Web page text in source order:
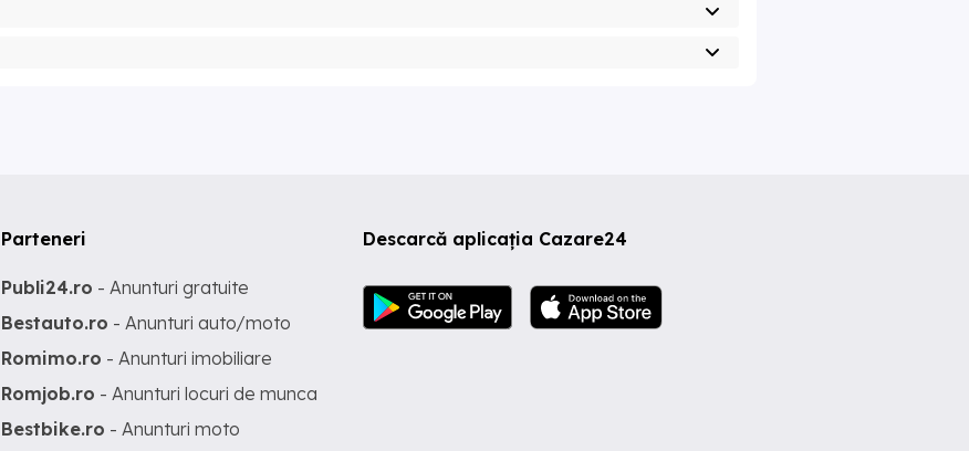
Descarcă aplicația Cazare24
Parteneri
Publi24.ro - Anunturi gratuite
Bestauto.ro - Anunturi auto/moto
Romimo.ro - Anunturi imobiliare
Romjob.ro - Anunturi locuri de munca
Bestbike.ro - Anunturi moto